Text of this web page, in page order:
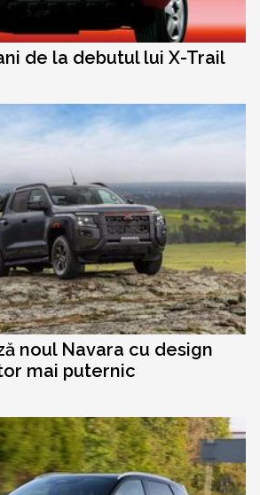
de la debutul lui X-Trail
noul Navara cu design
mai puternic